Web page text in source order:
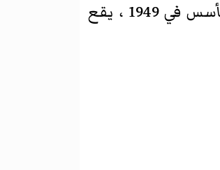
كندي تأسس في 1949 ، يقع